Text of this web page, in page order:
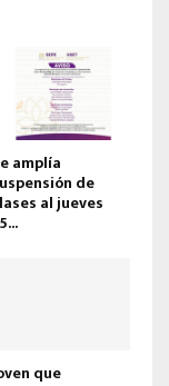
amplía
de
al jueves
que